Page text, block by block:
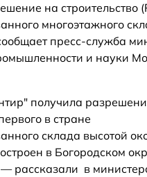
на строительство
многоэтажного
пресс-служба
и науки
получила
в стране
склада высотой
в Богородском
рассказали в